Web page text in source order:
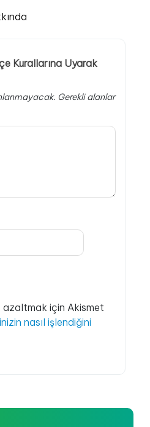
Kurallarına Uyarak
Gerekli alanlar
azaltmak için Akismet
nasıl işlendiğini